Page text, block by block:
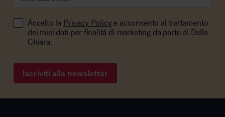
Accetto la Privacy Policy e acconsento al trattamento
dei miei dati per finalità di marketing da parte di Della
Chiara.
Iscriviti alla newsletter